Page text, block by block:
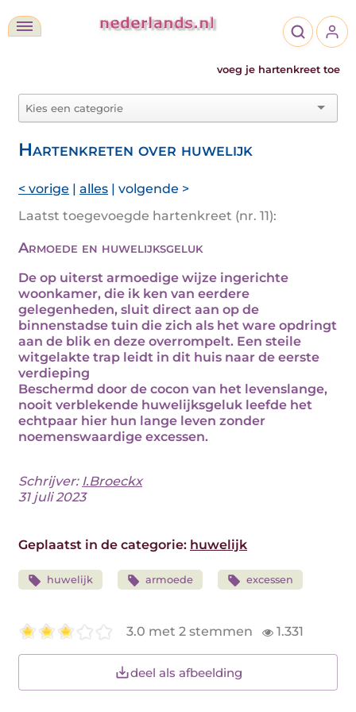
voeg je hartenkreet toe
Hartenkreten over huwelijk
< vorige | alles | volgende >
Laatst toegevoegde hartenkreet (nr. 11):
Armoede en huwelijksgeluk
De op uiterst armoedige wijze ingerichte
woonkamer, die ik ken van eerdere
gelegenheden, sluit direct aan op de
binnenstadse tuin die zich als het ware opdringt
aan de blik en deze overrompelt. Een steile
witgelakte trap leidt in dit huis naar de eerste
verdieping
Beschermd door de cocon van het levenslange,
nooit verblekende huwelijksgeluk leefde het
echtpaar hier hun lange leven zonder
noemenswaardige excessen.
Schrijver: I.Broeckx
31 juli 2023
Geplaatst in de categorie: huwelijk
huwelijk armoede excessen
3.0 met 2 stemmen 1.331
deel als afbeelding